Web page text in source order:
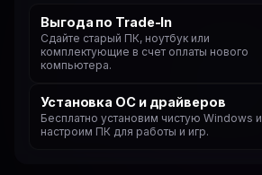
Выгода по Trade-In
Сдайте старый ПК, ноутбук или
комплектующие в счет оплаты нового
компьютера.
Установка ОС и драйверов
Бесплатно установим чистую Windows и
настроим ПК для работы и игр.